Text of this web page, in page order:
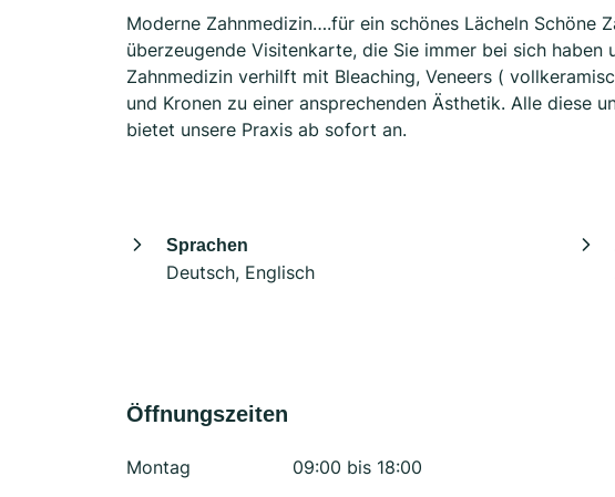
Moderne Zahnmedizin….für ein schönes Lächeln Schöne
überzeugende Visitenkarte, die Sie immer bei sich haben
Zahnmedizin verhilft mit Bleaching, Veneers (
und Kronen zu einer ansprechenden Ästhetik. Alle diese
bietet unsere Praxis ab sofort an.
Sprachen
Deutsch, Englisch
Öffnungszeiten
Montag
09:00 bis 18:00